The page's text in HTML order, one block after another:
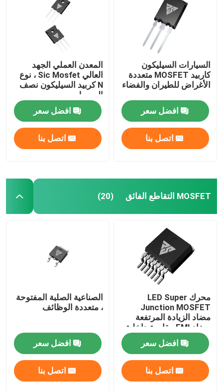
السيارات السيليكون
كاربيد MOSFET متعددة
الأغراض للطيران والفضاء
افضل سعر
اتصل بنا
المعدن العملي الجهد
العالي Sic Mosfet ، نوع
N كربيد السيليكون نصف
الموصل
افضل سعر
اتصل بنا
MOSFET التقاطع الفائق (20)
محرك LED Super
Junction MOSFET
مضاد الزيادة المرتفعة
مضاد EMI مقاومة داخلية
صغيرة
افضل سعر
اتصل بنا
الصناعية الصلبة المفتوحة
، متعددة الوظائف
افضل سعر
اتصل بنا